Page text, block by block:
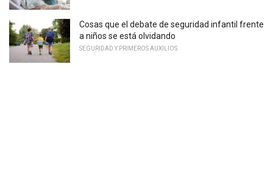
Cosas que el debate de seguridad infantil frente
a niños se está olvidando
SEGURIDAD Y PRIMEROS AUXILIOS